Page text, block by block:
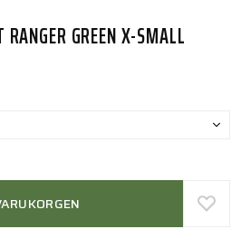
GREEN X-SMALL